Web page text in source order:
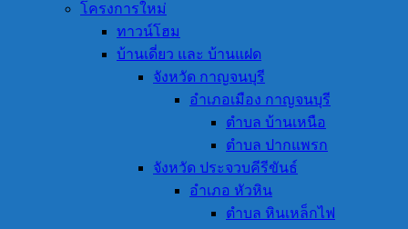
โครงการใหม่
ทาวน์โฮม
บ้านเดี่ยว และ บ้านแฝด
จังหวัด กาญจนบุรี
อำเภอเมือง กาญจนบุรี
ตำบล บ้านเหนือ
ตำบล ปากแพรก
จังหวัด ประจวบคีรีขันธ์
อำเภอ หัวหิน
ตำบล หินเหล็กไฟ